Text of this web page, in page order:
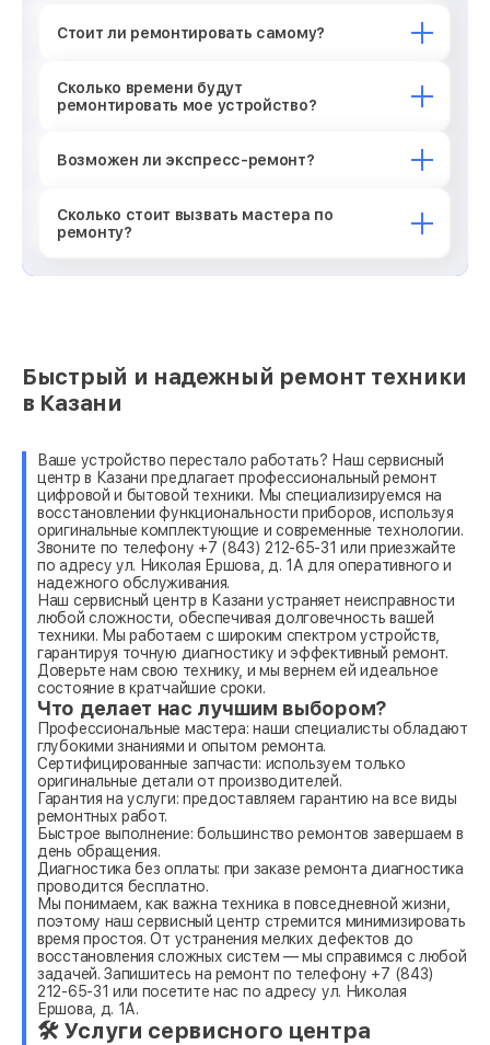
Стоит ли ремонтировать самому?
Сколько времени будут
ремонтировать мое устройство?
Возможен ли экспресс-ремонт?
Сколько стоит вызвать мастера по
ремонту?
Быстрый и надежный ремонт техники
в Казани
Ваше устройство перестало работать? Наш сервисный
центр в Казани предлагает профессиональный ремонт
цифровой и бытовой техники. Мы специализируемся на
восстановлении функциональности приборов, используя
оригинальные комплектующие и современные технологии.
Звоните по телефону +7 (843) 212-65-31 или приезжайте
по адресу ул. Николая Ершова, д. 1А для оперативного и
надежного обслуживания.
Наш сервисный центр в Казани устраняет неисправности
любой сложности, обеспечивая долговечность вашей
техники. Мы работаем с широким спектром устройств,
гарантируя точную диагностику и эффективный ремонт.
Доверьте нам свою технику, и мы вернем ей идеальное
состояние в кратчайшие сроки.
Что делает нас лучшим выбором?
Профессиональные мастера: наши специалисты обладают
глубокими знаниями и опытом ремонта.
Сертифицированные запчасти: используем только
оригинальные детали от производителей.
Гарантия на услуги: предоставляем гарантию на все виды
ремонтных работ.
Быстрое выполнение: большинство ремонтов завершаем в
день обращения.
Диагностика без оплаты: при заказе ремонта диагностика
проводится бесплатно.
Мы понимаем, как важна техника в повседневной жизни,
поэтому наш сервисный центр стремится минимизировать
время простоя. От устранения мелких дефектов до
восстановления сложных систем — мы справимся с любой
задачей. Запишитесь на ремонт по телефону +7 (843)
212-65-31 или посетите нас по адресу ул. Николая
Ершова, д. 1А.
🛠 Услуги сервисного центра